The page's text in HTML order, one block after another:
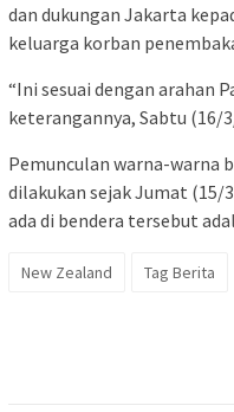
dan dukungan Jakarta
keluarga korban
“Ini sesuai dengan arahan
keterangannya, Sabtu (16/
Pemunculan warna-warna
dilakukan sejak Jumat (15/
ada di bendera tersebut
New Zealand Tag Berita